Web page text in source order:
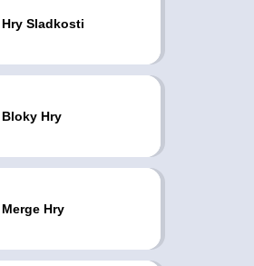
Hry Sladkosti
Bloky Hry
Merge Hry